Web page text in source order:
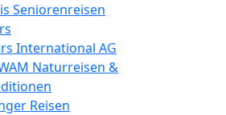
Seniorenreisen
International AG
Naturreisen &
Reisen